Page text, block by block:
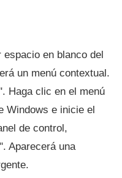
en blanco del
un menú contextual.
Haga clic en el menú
Windows e inicie el
de control,
Aparecerá una